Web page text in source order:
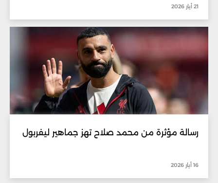
21 أيار 2026
رسالة مؤثرة من محمد صلاح تهز جماهير ليفربول
16 أيار 2026